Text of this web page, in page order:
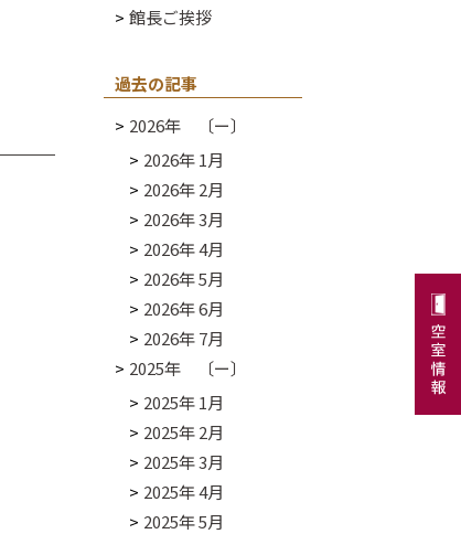
館長ご挨拶
過去の記事
2026年 〔ー〕
2026年 1月
2026年 2月
2026年 3月
2026年 4月
2026年 5月
2026年 6月
2026年 7月
2025年 〔ー〕
2025年 1月
2025年 2月
2025年 3月
2025年 4月
2025年 5月